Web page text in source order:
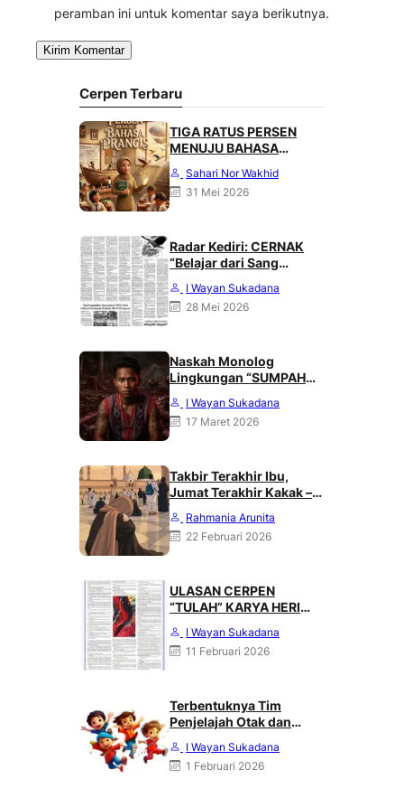
peramban ini untuk komentar saya berikutnya.
Cerpen Terbaru
TIGA RATUS PERSEN
MENUJU BAHASA
Sahari Nor Wakhid
31 Mei 2026
Radar Kediri: CERNAK
“Belajar dari Sang
Haliling
I Wayan Sukadana
28 Mei 2026
Naskah Monolog
Lingkungan “SUMPAH
Karya Heri Haliling
I Wayan Sukadana
17 Maret 2026
Takbir Terakhir Ibu,
Jumat Terakhir Kakak –
Rahmania Arunita
22 Februari 2026
ULASAN CERPEN
“TULAH” KARYA HERI
MERDEKA, MINGGU 08
FEBRUARI 2026
I Wayan Sukadana
11 Februari 2026
Terbentuknya Tim
Penjelajah Otak dan
Haliling
I Wayan Sukadana
1 Februari 2026